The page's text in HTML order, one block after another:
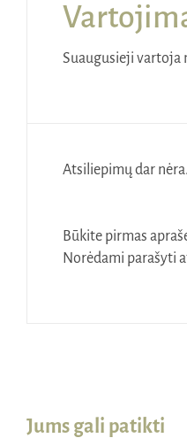
Suaugusieji vartoja
Atsiliepimų dar nėra.
Būkite pirmas
Norėdami parašyti
Jums gali patikti